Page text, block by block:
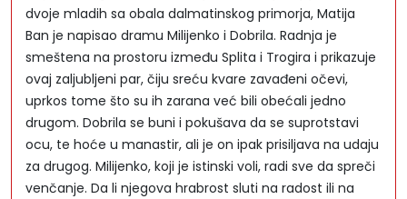
dvoje mladih sa obala dalmatinskog primorja, Matija
Ban je napisao dramu Milijenko i Dobrila. Radnja je
smeštena na prostoru između Splita i Trogira i prikazuje
ovaj zaljubljeni par, čiju sreću kvare zavađeni očevi,
uprkos tome što su ih zarana već bili obećali jedno
drugom. Dobrila se buni i pokušava da se suprotstavi
ocu, te hoće u manastir, ali je on ipak prisiljava na udaju
za drugog. Milijenko, koji je istinski voli, radi sve da spreči
venčanje. Da li njegova hrabrost sluti na radost ili na